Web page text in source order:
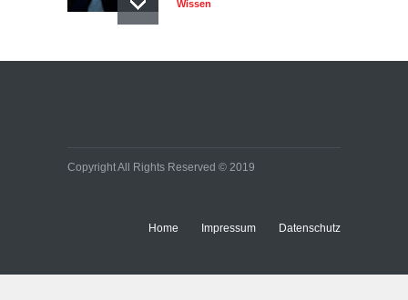
Wissen
Copyright All Rights Reserved © 2019
Home Impressum Datenschutz